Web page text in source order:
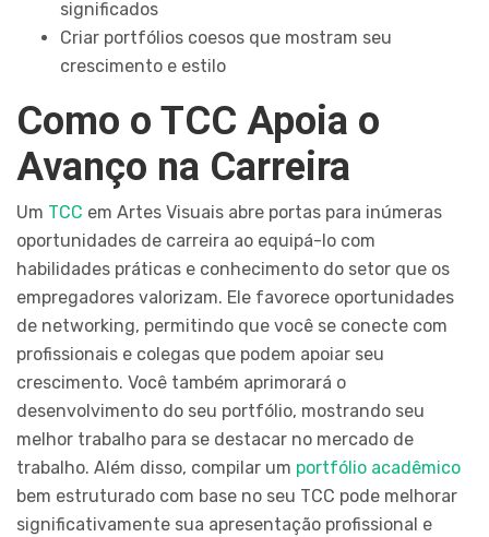
significados
Criar portfólios coesos que mostram seu
crescimento e estilo
Como o TCC Apoia o
Avanço na Carreira
Um TCC em Artes Visuais abre portas para inúmeras
oportunidades de carreira ao equipá-lo com
habilidades práticas e conhecimento do setor que os
empregadores valorizam. Ele favorece oportunidades
de networking, permitindo que você se conecte com
profissionais e colegas que podem apoiar seu
crescimento. Você também aprimorará o
desenvolvimento do seu portfólio, mostrando seu
melhor trabalho para se destacar no mercado de
trabalho. Além disso, compilar um portfólio acadêmico
bem estruturado com base no seu TCC pode melhorar
significativamente sua apresentação profissional e